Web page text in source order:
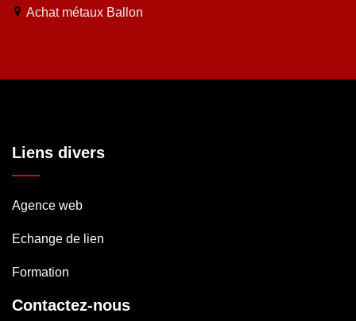
Achat métaux Ballon
Liens divers
Agence web
Echange de lien
Formation
Contactez-nous